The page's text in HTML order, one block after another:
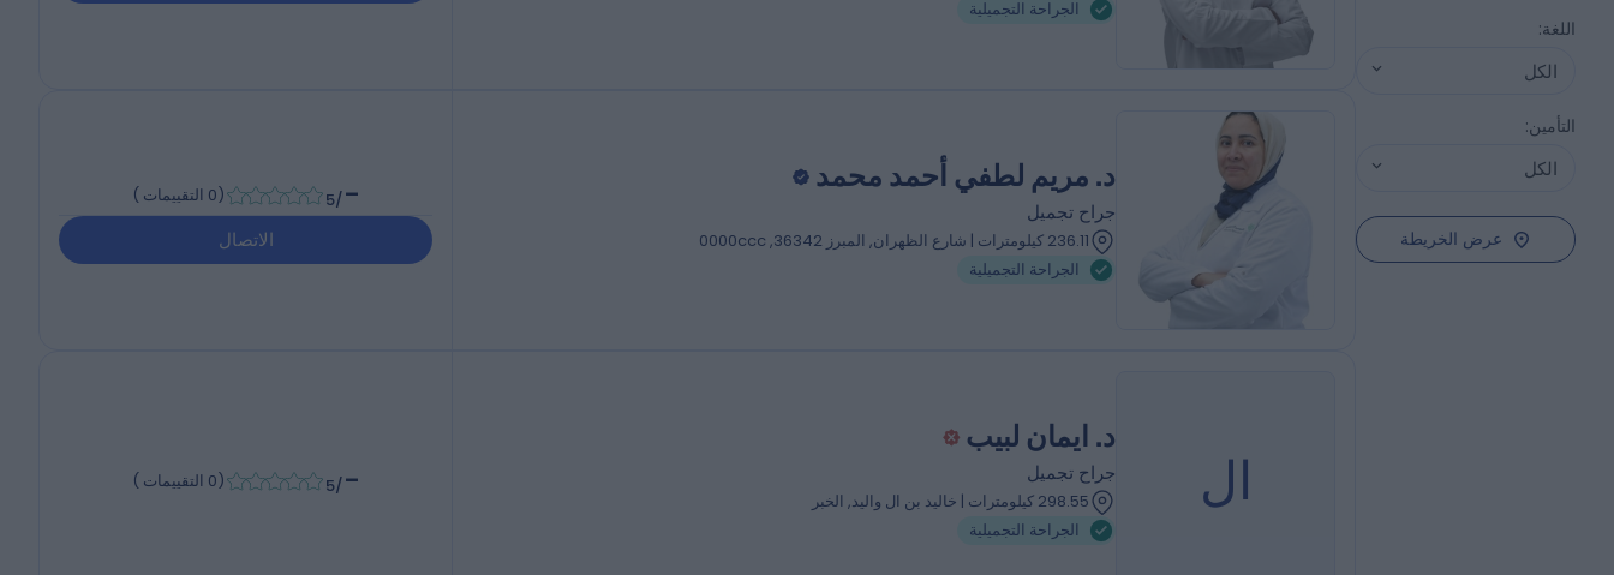
اللغة:
الكل
التأمين:
الكل
عرض الخريطة
الجراحة التجميلية
د. مريم لطفي أحمد محمد
جراح تجميل
236.11 كيلومترات | شارع الظهران, المبرز 36342, 0000ccc
الجراحة التجميلية
-
/5
(0 التقييمات )
الاتصال
ال
د. ايمان لبيب
جراح تجميل
298.55 كيلومترات | خاليد بن ال واليد, الخبر
الجراحة التجميلية
-
/5
(0 التقييمات )